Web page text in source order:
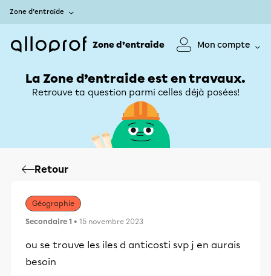
Zone d’entraide
Zone d’entraide Mon compte
La Zone d’entraide est en travaux.
Retrouve ta question parmi celles déjà posées!
Retour
Géographie
Secondaire 1 • 15 novembre 2023
ou se trouve les iles d anticosti svp j en aurais
besoin